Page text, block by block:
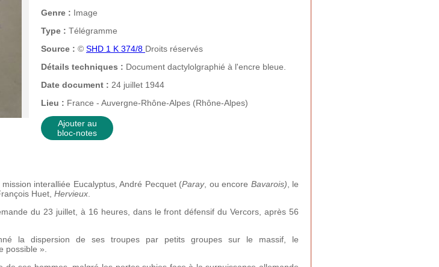
Genre : Image
Type : Télégramme
Source : © SHD 1 K 374/8 Droits réservés
Détails techniques : Document dactylolgraphié à l'encre bleue.
Date document : 24 juillet 1944
Lieu : France - Auvergne-Rhône-Alpes (Rhône-Alpes)
Ajouter au
bloc-notes
interalliée Eucalyptus, André Pecquet (Paray, ou encore Bavarois) , le
Huet, Hervieux
du 23 juillet, à 16 heures, dans le front défensif du Vercors, après 56
la dispersion de ses troupes par petits groupes sur le massif, le
possible ».